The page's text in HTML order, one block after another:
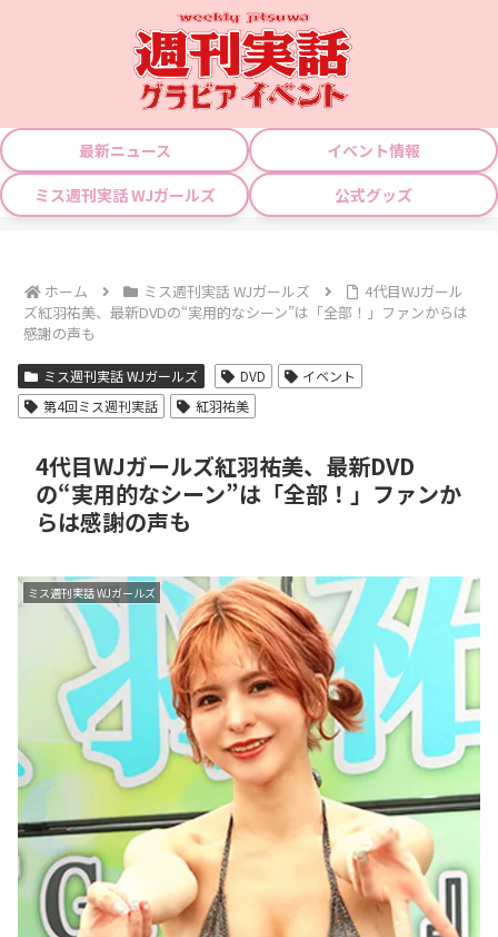
最新ニュース
イベント情報
ミス週刊実話 WJガールズ
公式グッズ
ホーム ミス週刊実話 WJガールズ
4代目WJガール
ズ紅羽祐美、最新DVDの“実用的なシーン”は「全部！」ファンからは
感謝の声も
ミス週刊実話 WJガールズ DVD
イベント
第4回ミス週刊実話
紅羽祐美
4代目WJガールズ紅羽祐美、最新DVD
の“実用的なシーン”は「全部！」ファンか
らは感謝の声も
ミス週刊実話 WJガールズ